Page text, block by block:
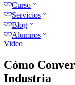
Curso
Servicios
Blog
Alumnos
Video
Cómo
Industria